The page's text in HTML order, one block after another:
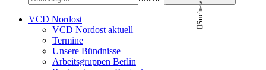
VCD Nordost
VCD Nordost aktuell
Termine
Unsere Bündnisse
Arbeitsgruppen Berlin